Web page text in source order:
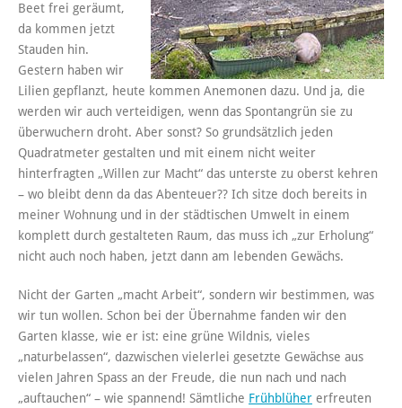
Beet frei geräumt,
da kommen jetzt
Stauden hin.
Gestern haben wir
Lilien gepflanzt, heute kommen Anemonen dazu. Und ja, die
werden wir auch verteidigen, wenn das Spontangrün sie zu
überwuchern droht. Aber sonst? So grundsätzlich jeden
Quadratmeter gestalten und mit einem nicht weiter
hinterfragten „Willen zur Macht“ das unterste zu oberst kehren
– wo bleibt denn da das Abenteuer?? Ich sitze doch bereits in
meiner Wohnung und in der städtischen Umwelt in einem
komplett durch gestalteten Raum, das muss ich „zur Erholung“
nicht auch noch haben, jetzt dann am lebenden Gewächs.
Nicht der Garten „macht Arbeit“, sondern wir bestimmen, was
wir tun wollen. Schon bei der Übernahme fanden wir den
Garten klasse, wie er ist: eine grüne Wildnis, vieles
„naturbelassen“, dazwischen vielerlei gesetzte Gewächse aus
vielen Jahren Spass an der Freude, die nun nach und nach
„auftauchen“ – wie spannend! Sämtliche Frühblüher erfreuten